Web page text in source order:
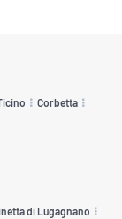
Corbetta
di Lugagnano